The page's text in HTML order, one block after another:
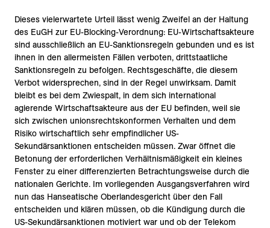
Dieses vielerwartete Urteil lässt wenig Zweifel an der Haltung
des EuGH zur EU-Blocking-Verordnung: EU-Wirtschaftsakteure
sind ausschließlich an EU-Sanktionsregeln gebunden und es ist
ihnen in den allermeisten Fällen verboten, drittstaatliche
Sanktionsregeln zu befolgen. Rechtsgeschäfte, die diesem
Verbot widersprechen, sind in der Regel unwirksam. Damit
bleibt es bei dem Zwiespalt, in dem sich international
agierende Wirtschaftsakteure aus der EU befinden, weil sie
sich zwischen unionsrechtskonformen Verhalten und dem
Risiko wirtschaftlich sehr empfindlicher US-
Sekundärsanktionen entscheiden müssen. Zwar öffnet die
Betonung der erforderlichen Verhältnismäßigkeit ein kleines
Fenster zu einer differenzierten Betrachtungsweise durch die
nationalen Gerichte. Im vorliegenden Ausgangsverfahren wird
nun das Hanseatische Oberlandesgericht über den Fall
entscheiden und klären müssen, ob die Kündigung durch die
US-Sekundärsanktionen motiviert war und ob der Telekom